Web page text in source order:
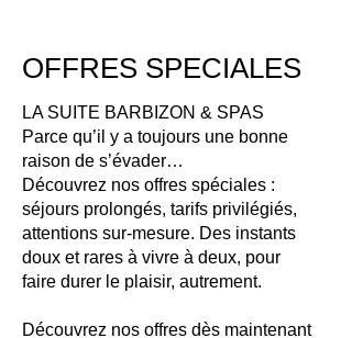
OFFRES SPECIALES
LA SUITE BARBIZON & SPAS
Parce qu’il y a toujours une bonne
raison de s’évader…
Découvrez nos offres spéciales :
séjours prolongés, tarifs privilégiés,
attentions sur-mesure. Des instants
doux et rares à vivre à deux, pour
faire durer le plaisir, autrement.
Découvrez nos offres dès maintenant